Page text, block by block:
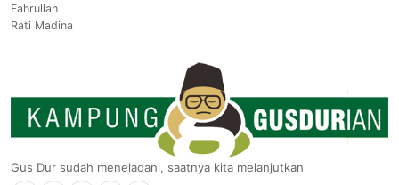
Fahrullah
Rati Madina
Gus Dur sudah meneladani, saatnya kita melanjutkan